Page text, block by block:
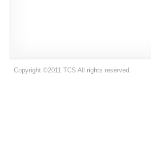
Copyright ©2011 TCS All rights reserved.